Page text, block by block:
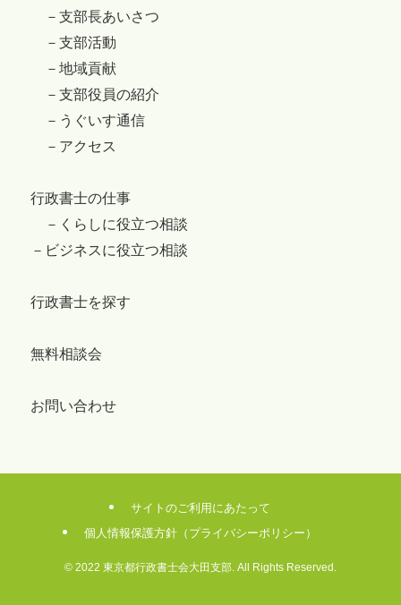
－支部長あいさつ
－支部活動
－地域貢献
－支部役員の紹介
－うぐいす通信
－アクセス
行政書士の仕事
－くらしに役立つ相談
－ビジネスに役立つ相談
行政書士を探す
無料相談会
お問い合わせ
サイトのご利用にあたって
個人情報保護方針（プライバシーポリシー）
© 2022 東京都行政書士会大田支部. All Rights Reserved.